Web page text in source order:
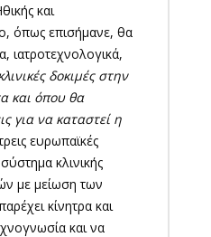
και
όπως επισήμανε, θα
ιατροτεχνολογικά,
δοκιμές στην
και όπου θα
για να καταστεί η
ευρωπαϊκές
κλινικής
με μείωση των
κίνητρα και
και να